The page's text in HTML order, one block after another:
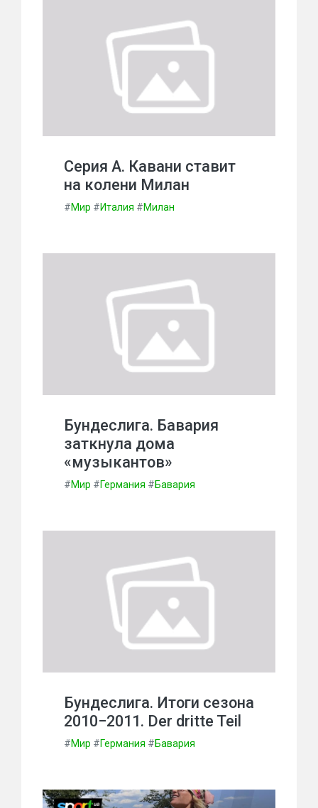
Серия А. Кавани ставит
на колени Милан
#Мир #Италия #Милан
Бундеслига. Бавария
заткнула дома
«музыкантов»
#Мир #Германия #Бавария
Бундеслига. Итоги сезона
2010−2011. Der dritte Teil
#Мир #Германия #Бавария